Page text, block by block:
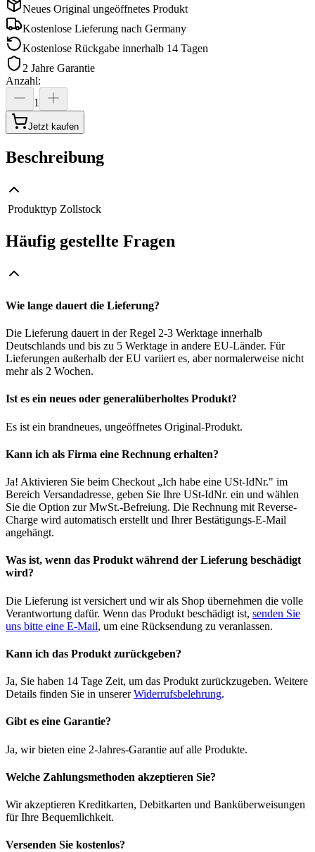
Neues Original ungeöffnetes Produkt
Kostenlose Lieferung nach Germany
Kostenlose Rückgabe innerhalb 14 Tagen
2 Jahre Garantie
Anzahl:
1
Jetzt kaufen
Beschreibung
Produkttyp Zollstock
Häufig gestellte Fragen
Wie lange dauert die Lieferung?
Die Lieferung dauert in der Regel 2-3 Werktage innerhalb
Deutschlands und bis zu 5 Werktage in andere EU-Länder. Für
Lieferungen außerhalb der EU variiert es, aber normalerweise nicht
mehr als 2 Wochen.
Ist es ein neues oder generalüberholtes Produkt?
Es ist ein brandneues, ungeöffnetes Original-Produkt.
Kann ich als Firma eine Rechnung erhalten?
Ja! Aktivieren Sie beim Checkout „Ich habe eine USt-IdNr." im
Bereich Versandadresse, geben Sie Ihre USt-IdNr. ein und wählen
Sie die Option zur MwSt.-Befreiung. Die Rechnung mit Reverse-
Charge wird automatisch erstellt und Ihrer Bestätigungs-E-Mail
angehängt.
Was ist, wenn das Produkt während der Lieferung beschädigt
wird?
Die Lieferung ist versichert und wir als Shop übernehmen die volle
Verantwortung dafür. Wenn das Produkt beschädigt ist, senden Sie
uns bitte eine E-Mail, um eine Rücksendung zu veranlassen.
Kann ich das Produkt zurückgeben?
Ja, Sie haben 14 Tage Zeit, um das Produkt zurückzugeben. Weitere
Details finden Sie in unsererWiderrufsbelehrung.
Gibt es eine Garantie?
Ja, wir bieten eine 2-Jahres-Garantie auf alle Produkte.
Welche Zahlungsmethoden akzeptieren Sie?
Wir akzeptieren Kreditkarten, Debitkarten und Banküberweisungen
für Ihre Bequemlichkeit.
Versenden Sie kostenlos?